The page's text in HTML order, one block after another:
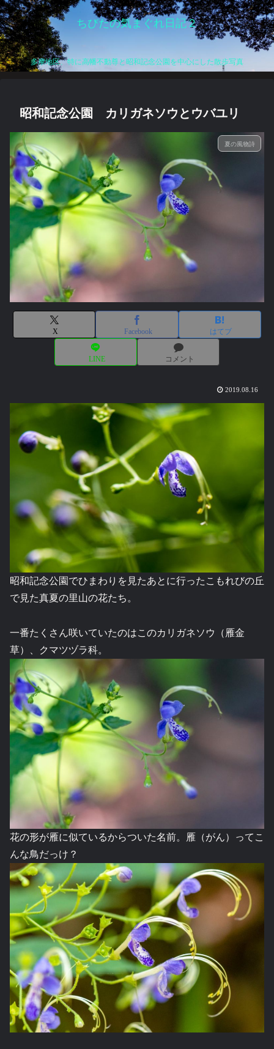
ちびたの気まぐれ日記２
多摩地区、特に高幡不動尊と昭和記念公園を中心にした散歩写真
昭和記念公園 カリガネソウとウバユリ
夏の風物詩
X Facebook はてブ
LINE コメント
2019.08.16
昭和記念公園でひまわりを見たあとに行ったこもれびの丘
で見た真夏の里山の花たち。
一番たくさん咲いていたのはこのカリガネソウ（雁金
草）、クマツヅラ科。
花の形が雁に似ているからついた名前。雁（がん）ってこ
んな鳥だっけ？